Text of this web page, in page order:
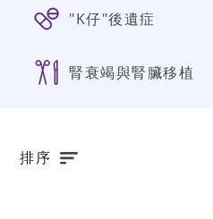
"K仔"後遺症
腎衰竭與腎臟移植
排序